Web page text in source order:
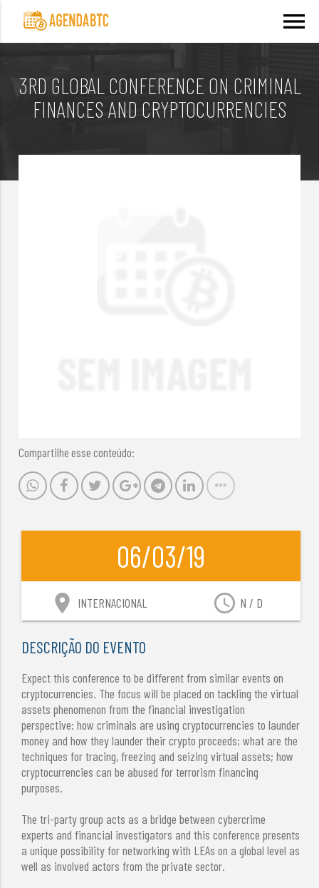
menu
3RD GLOBAL CONFERENCE ON CRIMINAL
FINANCES AND CRYPTOCURRENCIES
Compartilhe esse conteúdo:
06/03/19
access_time N / D
location_on INTERNACIONAL
DESCRIÇÃO DO EVENTO
Expect this conference to be different from similar events on
cryptocurrencies. The focus will be placed on tackling the virtual
assets phenomenon from the financial investigation
perspective: how criminals are using cryptocurrencies to launder
money and how they launder their crypto proceeds; what are the
techniques for tracing, freezing and seizing virtual assets; how
cryptocurrencies can be abused for terrorism financing
purposes.
The tri-party group acts as a bridge between cybercrime
experts and financial investigators and this conference presents
a unique possibility for networking with LEAs on a global level as
well as involved actors from the private sector.